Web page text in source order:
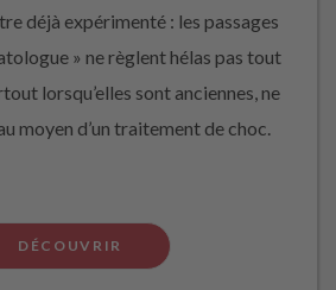
déjà expérimenté : les passages
» ne règlent hélas pas tout
lorsqu’elles sont anciennes, ne
moyen d’un traitement de choc.
DÉCOUVRIR